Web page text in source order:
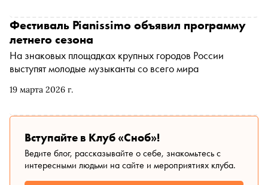
мир». Накануне события музыкальный журналист Мария
Невидимова поговорила с художественным
руководителем фестиваля, главным дирижёром
Челябинского симфонического оркестра Алексеем
Рубиным об обновлённой концепции и судьбе музыки
Прокофьева
19 марта 2026 г.
Фестиваль Pianissimo объявил программу
летнего сезона
На знаковых площадках крупных городов России
выступят молодые музыканты со всего мира
Вступайте в Клуб «Сноб»!
Ведите блог, рассказывайте о себе, знакомьтесь с
интересными людьми на сайте и мероприятиях клуба.